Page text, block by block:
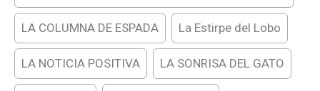
LA COLUMNA DE ESPADA La Estirpe del Lobo
LA NOTICIA POSITIVA LA SONRISA DEL GATO